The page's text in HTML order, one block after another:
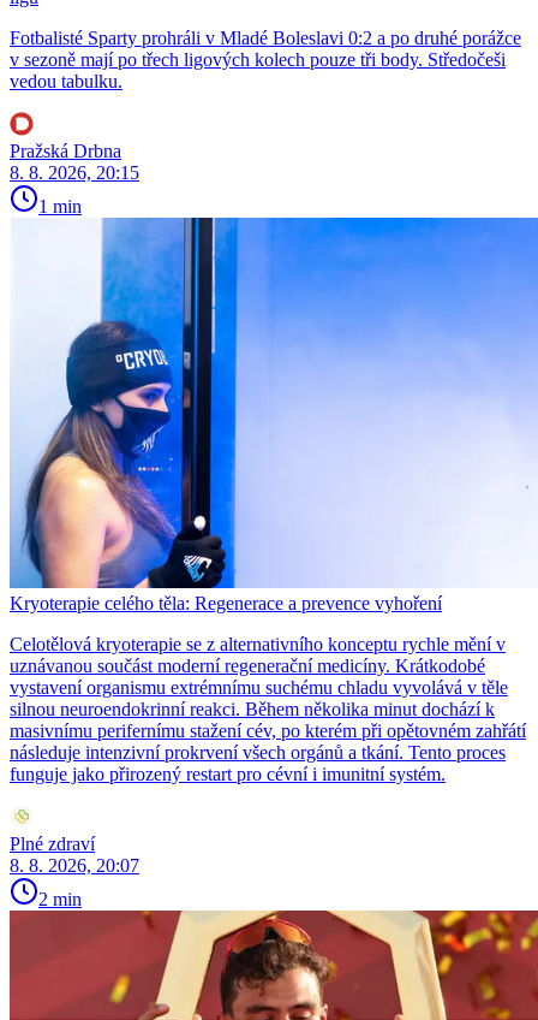
Fotbalisté Sparty prohráli v Mladé Boleslavi 0:2 a po druhé porážce
v sezoně mají po třech ligových kolech pouze tři body. Středočeši
vedou tabulku.
Pražská Drbna
8. 8. 2026, 20:15
1 min
Kryoterapie celého těla: Regenerace a prevence vyhoření
Celotělová kryoterapie se z alternativního konceptu rychle mění v
uznávanou součást moderní regenerační medicíny. Krátkodobé
vystavení organismu extrémnímu suchému chladu vyvolává v těle
silnou neuroendokrinní reakci. Během několika minut dochází k
masivnímu perifernímu stažení cév, po kterém při opětovném zahřátí
následuje intenzivní prokrvení všech orgánů a tkání. Tento proces
funguje jako přirozený restart pro cévní i imunitní systém.
Plné zdraví
8. 8. 2026, 20:07
2 min